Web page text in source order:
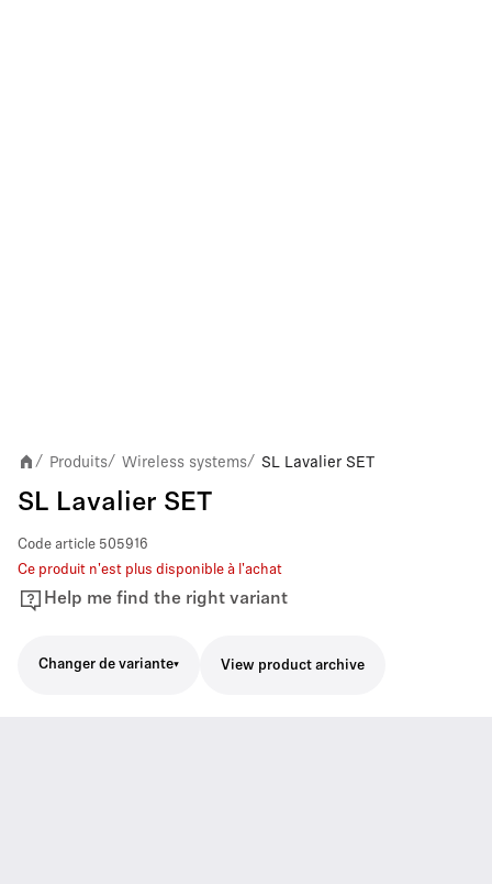
/ Produits/ Wireless systems/ SL Lavalier SET
SL Lavalier SET
Code article 505916
Ce produit n'est plus disponible à l'achat
Help me find the right variant
Changer de variante View product archive